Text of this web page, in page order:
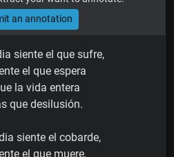
an annotation
siente el que sufre,
el que espera
la vida entera
que desilusión.
siente el cobarde,
el que muere,